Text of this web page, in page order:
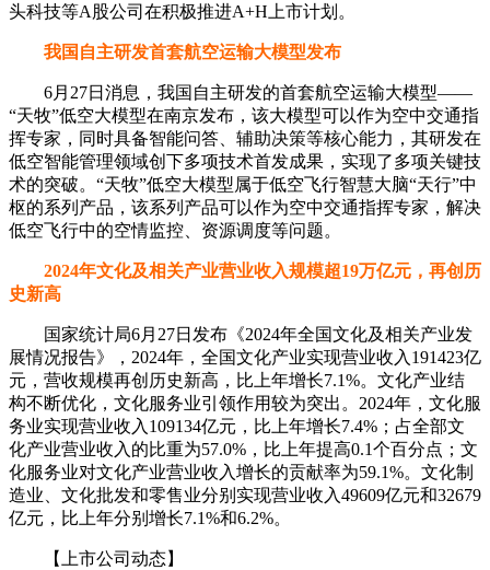
头科技等A股公司在积极推进A+H上市计划。
我国自主研发首套航空运输大模型发布
6月27日消息，我国自主研发的首套航空运输大模型——
“天牧”低空大模型在南京发布，该大模型可以作为空中交通指
挥专家，同时具备智能问答、辅助决策等核心能力，其研发在
低空智能管理领域创下多项技术首发成果，实现了多项关键技
术的突破。“天牧”低空大模型属于低空飞行智慧大脑“天行”中
枢的系列产品，该系列产品可以作为空中交通指挥专家，解决
低空飞行中的空情监控、资源调度等问题。
2024年文化及相关产业营业收入规模超19万亿元，再创历
史新高
国家统计局6月27日发布《2024年全国文化及相关产业发
展情况报告》，2024年，全国文化产业实现营业收入191423亿
元，营收规模再创历史新高，比上年增长7.1%。文化产业结
构不断优化，文化服务业引领作用较为突出。2024年，文化服
务业实现营业收入109134亿元，比上年增长7.4%；占全部文
化产业营业收入的比重为57.0%，比上年提高0.1个百分点；文
化服务业对文化产业营业收入增长的贡献率为59.1%。文化制
造业、文化批发和零售业分别实现营业收入49609亿元和32679
亿元，比上年分别增长7.1%和6.2%。
【上市公司动态】